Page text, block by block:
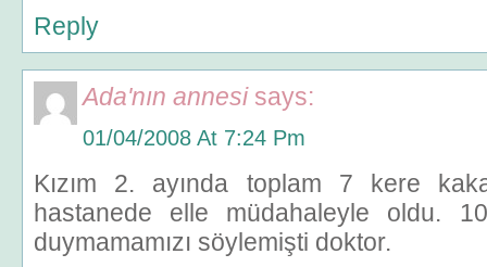
Reply
Ada'nın annesi says:
01/04/2008 At 7:24 Pm
Kızım 2. ayında toplam 7 kere
hastanede elle müdahaleyle oldu.
duymamamızı söylemişti doktor.